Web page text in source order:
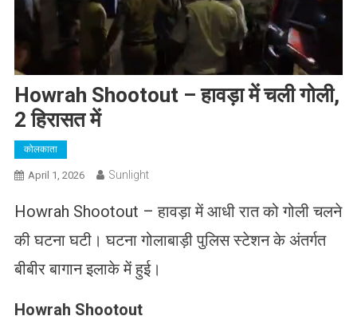
Howrah Shootout – हावड़ा में चली गोली,
2 हिरासत में
कोलकाता
April 1, 2026 Sunlight
Howrah Shootout – हावड़ा में आधी रात को गोली चलने
की घटना घटी। घटना गोलाबाड़ी पुलिस स्टेशन के अंतर्गत
बीबीर बागान इलाके में हुई।
Howrah Shootout